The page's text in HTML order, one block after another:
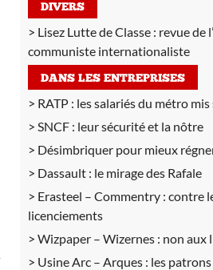
DIVERS
Lisez Lutte de Classe : revue de
communiste internationaliste
DANS LES ENTREPRISES
RATP : les salariés du métro
SNCF : leur sécurité et la nôtre
Désimbriquer pour mieux
Dassault : le mirage des Rafale
Erasteel – Commentry : contre
licenciements
Wizpaper – Wizernes : non aux
Usine Arc – Arques : les